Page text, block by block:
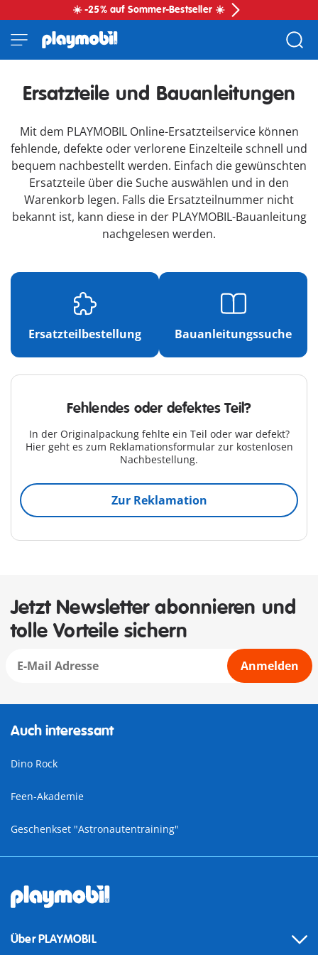
☀️ -25% auf Sommer-Bestseller ☀️
Ersatzteile und Bauanleitungen
Mit dem PLAYMOBIL Online-Ersatzteilservice können
fehlende, defekte oder verlorene Einzelteile schnell und
bequem nachbestellt werden. Einfach die gewünschten
Ersatzteile über die Suche auswählen und in den
Warenkorb legen. Falls die Ersatzteilnummer nicht
bekannt ist, kann diese in der PLAYMOBIL-Bauanleitung
nachgelesen werden.
Ersatzteil­bestellung Bauanleitungs­suche
Fehlendes oder defektes Teil?
In der Originalpackung fehlte ein Teil oder war defekt?
Hier geht es zum Reklamationsformular zur kostenlosen
Nachbestellung.
Zur Reklamation
Jetzt Newsletter abonnieren und
tolle Vorteile sichern
Anmelden
Auch interessant
Dino Rock
Feen-Akademie
Geschenkset "Astronautentraining"
Über PLAYMOBIL